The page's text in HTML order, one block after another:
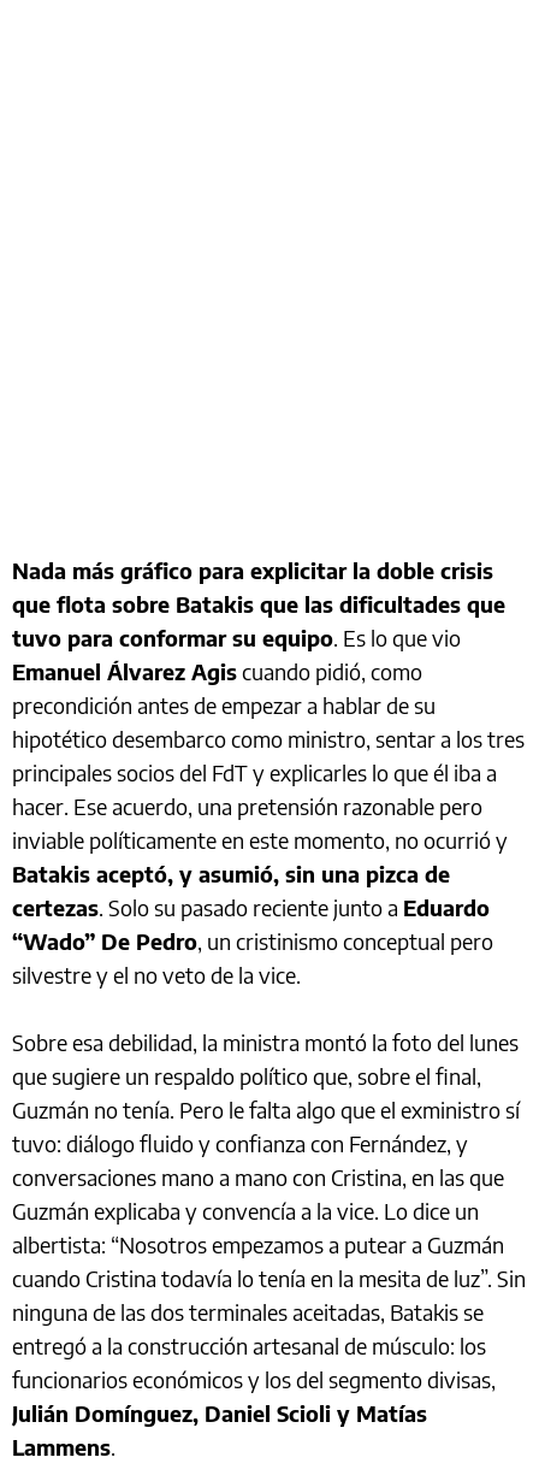
Nada más gráfico para explicitar la doble crisis
que flota sobre Batakis que las dificultades que
tuvo para conformar su equipo. Es lo que vio
Emanuel Álvarez Agiscuando pidió, como
precondición antes de empezar a hablar de su
hipotético desembarco como ministro, sentar a los tres
principales socios del FdT y explicarles lo que él iba a
hacer. Ese acuerdo, una pretensión razonable pero
inviable políticamente en este momento, no ocurrió y
Batakis aceptó, y asumió, sin una pizca de
certezas. Solo su pasado reciente junto a Eduardo
“Wado” De Pedro, un cristinismo conceptual pero
silvestre y el no veto de la vice.
Sobre esa debilidad, la ministra montó la foto del lunes
que sugiere un respaldo político que, sobre el final,
Guzmán no tenía. Pero le falta algo que el exministro sí
tuvo: diálogo fluido y confianza con Fernández, y
conversaciones mano a mano con Cristina, en las que
Guzmán explicaba y convencía a la vice. Lo dice un
albertista: “Nosotros empezamos a putear a Guzmán
cuando Cristina todavía lo tenía en la mesita de luz”. Sin
ninguna de las dos terminales aceitadas, Batakis se
entregó a la construcción artesanal de músculo: los
funcionarios económicos y los del segmento divisas,
Julián Domínguez, Daniel Scioli y Matías
Lammens.